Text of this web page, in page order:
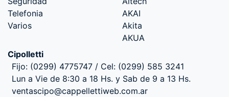
Telefonia
Varios
AKAI
Akita
AKUA
Cipolletti
Fijo: (0299) 4775747 / Cel: (0299) 585 3241
Lun a Vie de 8:30 a 18 Hs. y Sab de 9 a 13 Hs.
ventascipo@cappellettiweb.com.ar